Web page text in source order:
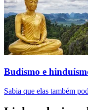
Budismo e
Sabia que elas também